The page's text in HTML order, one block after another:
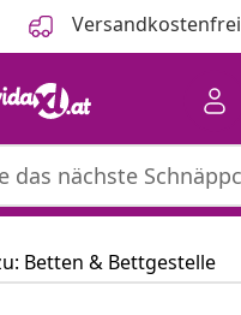
Versandkostenfrei
Betten & Bettgestelle